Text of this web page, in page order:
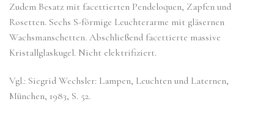
Zudem Besatz mit facettierten Pendeloquen, Zapfen und
Rosetten. Sechs S-förmige Leuchterarme mit gläsernen
Wachsmanschetten. Abschließend facettierte massive
Kristallglaskugel. Nicht elektrifiziert.
Vgl.: Siegrid Wechsler: Lampen, Leuchten und Laternen,
München, 1983, S. 52.